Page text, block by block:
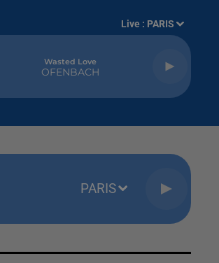
Live : PARIS
Wasted Love
OFENBACH
PARIS